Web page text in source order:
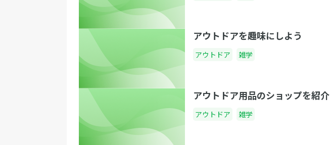
アウトドアを趣味にしよう
アウトドア 雑学
アウトドア用品のショップを紹介
アウトドア 雑学